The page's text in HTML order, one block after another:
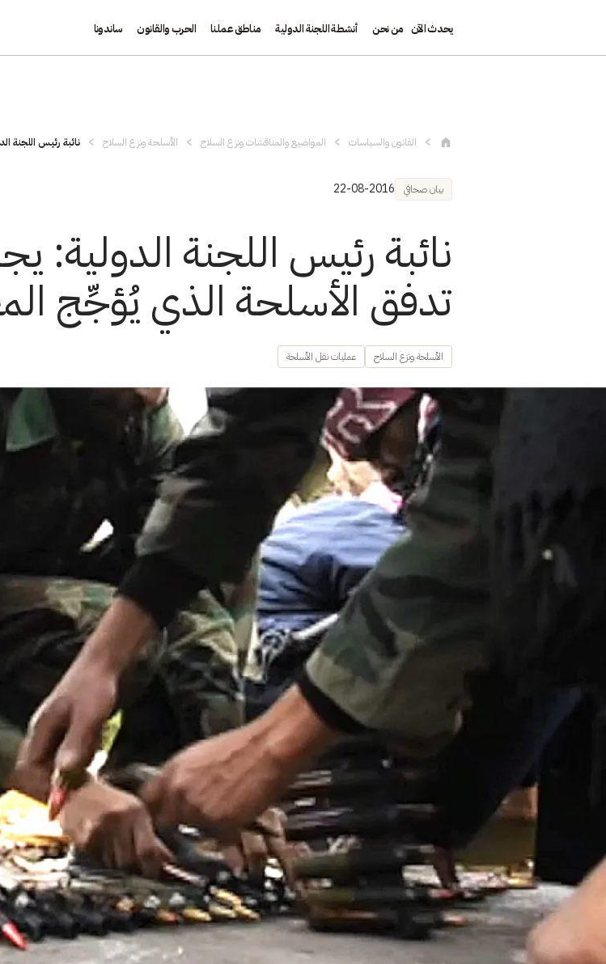
يحدث الآن من نحن أنشطة اللجنة الدولية مناطق عملنا الحرب والقانون ساندونا
القانون والسياسات المواضيع والمناقشات ونزع السلاح الأسلحة ونزع السلاح نائبة رئيس اللجنة
بيان صحافي 22-08-2016
نائبة رئيس اللجنة
تدفق الأسلحة الذي يُؤجِّج
الأسلحة ونزع السلاح عمليات نقل الأسلحة